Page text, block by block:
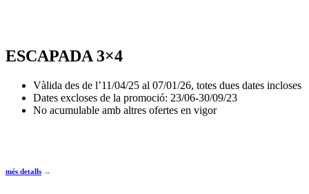
ESCAPADA 3×4
Vàlida des de l’11/04/25 al 07/01/26, totes dues dates incloses
Dates excloses de la promoció: 23/06-30/09/23
No acumulable amb altres ofertes en vigor
més detalls →